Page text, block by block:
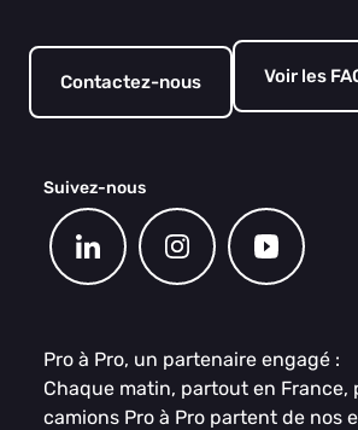
Contactez-nous Voir les
Suivez-nous
Pro à Pro, un partenaire engagé :
Chaque matin, partout en France,
camions Pro à Pro partent de nos